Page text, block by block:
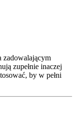
zadowalającym
zupełnie inaczej
by w pełni